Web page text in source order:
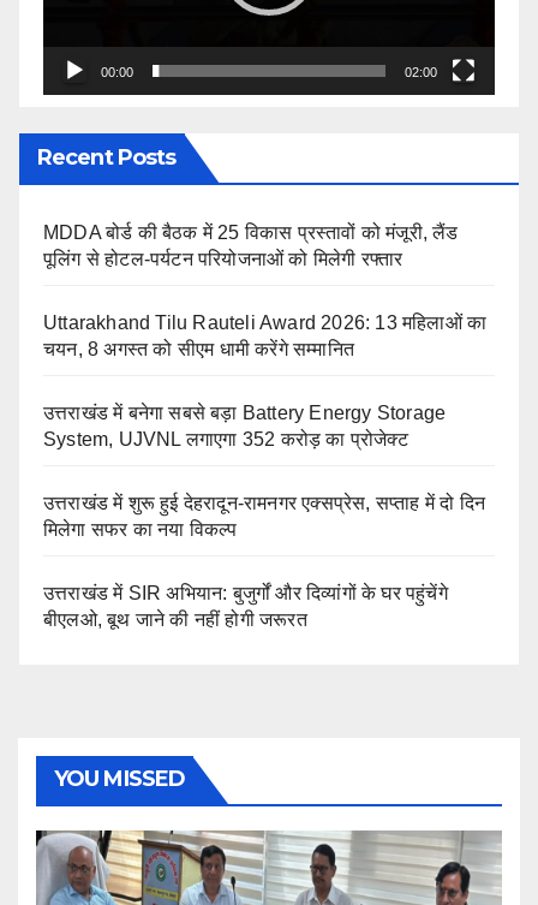
00:00 02:00
Recent Posts
MDDA बोर्ड की बैठक में 25 विकास प्रस्तावों को मंजूरी, लैंड
पूलिंग से होटल-पर्यटन परियोजनाओं को मिलेगी रफ्तार
Uttarakhand Tilu Rauteli Award 2026: 13 महिलाओं का
चयन, 8 अगस्त को सीएम धामी करेंगे सम्मानित
उत्तराखंड में बनेगा सबसे बड़ा Battery Energy Storage
System, UJVNL लगाएगा 352 करोड़ का प्रोजेक्ट
उत्तराखंड में शुरू हुई देहरादून-रामनगर एक्सप्रेस, सप्ताह में दो दिन
मिलेगा सफर का नया विकल्प
उत्तराखंड में SIR अभियान: बुजुर्गों और दिव्यांगों के घर पहुंचेंगे
बीएलओ, बूथ जाने की नहीं होगी जरूरत
YOU MISSED